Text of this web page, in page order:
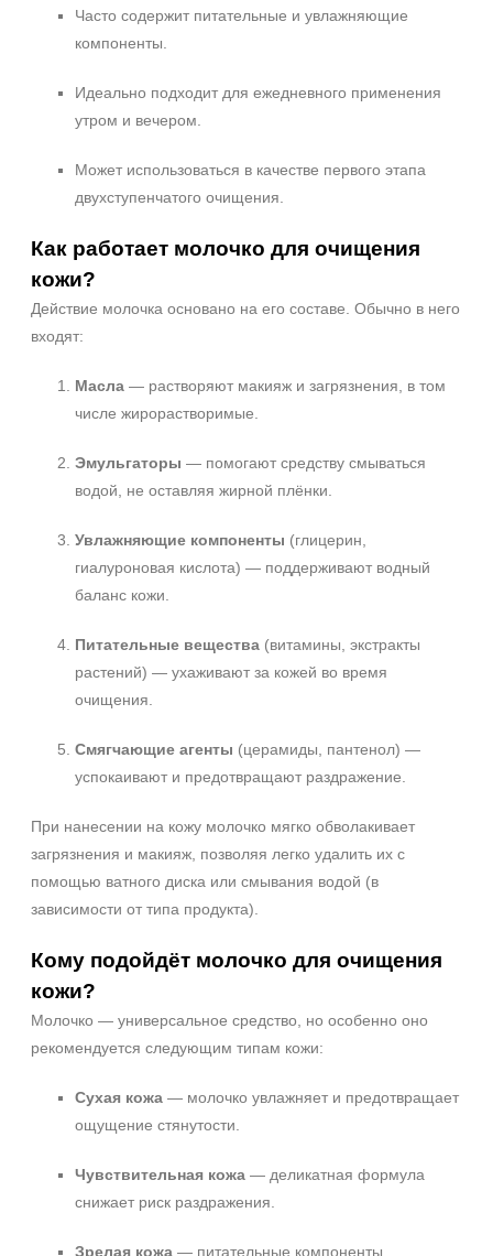
Часто содержит питательные и увлажняющие
компоненты.
Идеально подходит для ежедневного применения
утром и вечером.
Может использоваться в качестве первого этапа
двухступенчатого очищения.
Как работает молочко для очищения
кожи?
Действие молочка основано на его составе. Обычно в него
входят:
Масла — растворяют макияж и загрязнения, в том
числе жирорастворимые.
Эмульгаторы — помогают средству смываться
водой, не оставляя жирной плёнки.
Увлажняющие компоненты (глицерин,
гиалуроновая кислота) — поддерживают водный
баланс кожи.
Питательные вещества (витамины, экстракты
растений) — ухаживают за кожей во время
очищения.
Смягчающие агенты (церамиды, пантенол) —
успокаивают и предотвращают раздражение.
При нанесении на кожу молочко мягко обволакивает
загрязнения и макияж, позволяя легко удалить их с
помощью ватного диска или смывания водой (в
зависимости от типа продукта).
Кому подойдёт молочко для очищения
кожи?
Молочко — универсальное средство, но особенно оно
рекомендуется следующим типам кожи:
Сухая кожа — молочко увлажняет и предотвращает
ощущение стянутости.
Чувствительная кожа — деликатная формула
снижает риск раздражения.
Зрелая кожа — питательные компоненты
+7 (495) 640-58-89
+7 (929) 933-09-89